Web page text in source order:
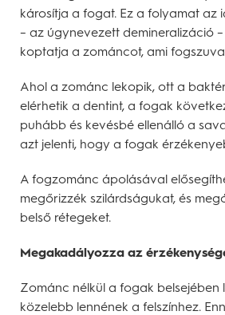
károsítja a fogat. Ez a folyamat az
– az úgynevezett demineralizáció
koptatja a zománcot, ami
Ahol a zománc lekopik, ott a
elérhetik a dentint, a fogak
puhább és kevésbé ellenálló a
azt jelenti, hogy a fogak
A fogzománc ápolásával
megőrizzék szilárdságukat, és
belső rétegeket.
Megakadályozza az
Zománc nélkül a fogak belsejében
közelebb lennének a felszínhez.